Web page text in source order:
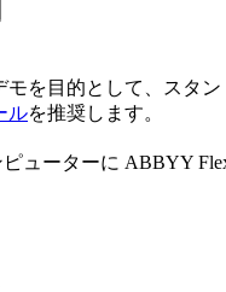
を目的として、スタ
ルを推奨します。
ューターに ABBYY